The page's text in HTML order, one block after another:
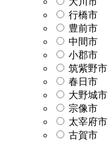
行橋市
豊前市
中間市
小郡市
筑紫野市
春日市
大野城市
宗像市
太宰府市
古賀市